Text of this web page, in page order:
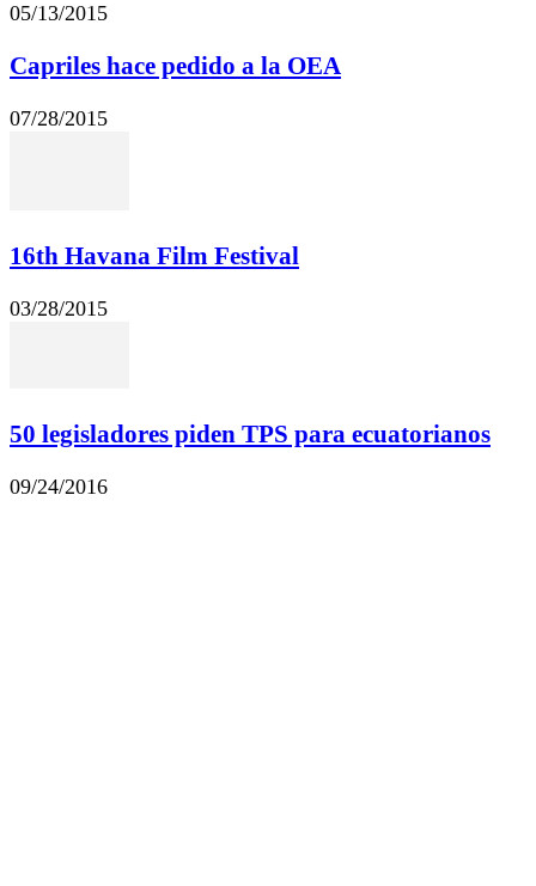
05/13/2015
Capriles hace pedido a la OEA
07/28/2015
16th Havana Film Festival
03/28/2015
50 legisladores piden TPS para ecuatorianos
09/24/2016